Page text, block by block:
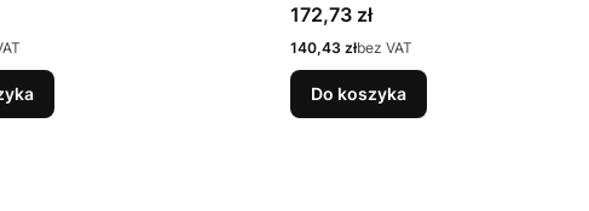
Cena
172,73 zł
Cena
140,43 złbez VAT
Do koszyka